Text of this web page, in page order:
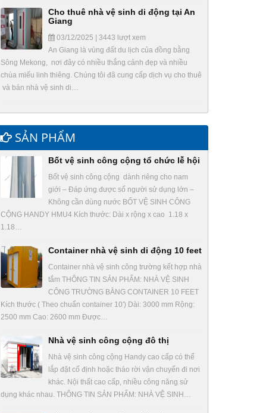
Cho thuê nhà vệ sinh di động tại An
Giang
03/12/2025 | 3443 lượt xem
An Giang là vùng đất du lịch của đồng bằng
Sông Mekong, nơi đây có nhiều thắng cảnh đẹp và nhiều
chùa miếu linh thiêng. Chúng tôi đã cung cấp dịch vụ cho thuê
và bán nhà vệ sinh di…
SẢN PHẨM
Bốt vệ sinh công cộng tổ chức lễ hội
Bốt vệ sinh công cộng dành riêng cho nam
giới – Đáp ứng được số người sử dụng lớn –
Không cần dùng nước BỐT VỆ SINH CÔNG
CỘNG HANDY HMU4 Kích thước: Dài x rộng x cao 1.18 x
1.18…
Container nhà vệ sinh di động 10 feet
Container nhà vệ sinh công trường kết hợp nhà
tắm THÔNG TIN SẢN PHẨM: NHÀ VỆ SINH
CÔNG TRƯỜNG BẰNG CONTAINER 10 FEET
Kích thước ( Theo chuẩn container 10′) Dài: 3000 mm Rộng:
2500 mm Cao: 2600 mm Được…
Nhà vệ sinh công cộng đô thị
Nhà vệ sinh công cộng Handy cao cấp có thể
lắp đặt cố định hoặc tháo rời vận chuyển đi nơi
khác. Nội thất cao cấp, nhiều công năng sử
dụng khác nhau. THÔNG TIN SẢN PHẨM: NHÀ VỆ SINH…